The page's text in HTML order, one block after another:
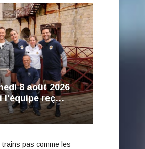
8 août 2026
l'équipe reç…
trains pas comme les